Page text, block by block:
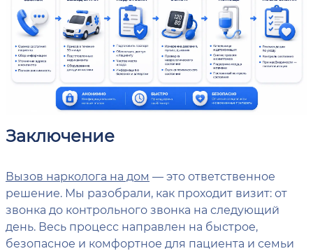
Заключение
Вызов нарколога на дом — это ответственное
решение. Мы разобрали, как проходит визит: от
звонка до контрольного звонка на следующий
день. Весь процесс направлен на быстрое,
безопасное и комфортное для пациента и семьи